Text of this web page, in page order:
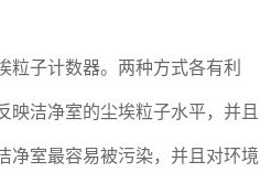
子计数器。两种方式各有利
洁净室的尘埃粒子水平，并且
净室最容易被污染，并且对环境